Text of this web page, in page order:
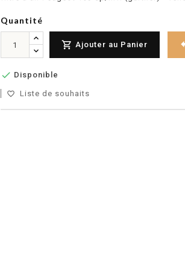
Quantité
 Ajouter au Panier
 Disponible
favorite_border Liste de souhaits